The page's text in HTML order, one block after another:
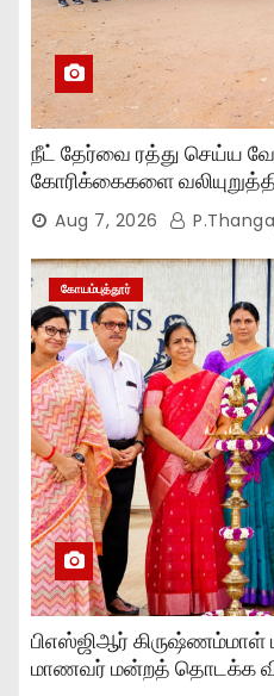
நீட் தேர்வை ரத்து செய்ய
கோரிக்கைகளை
Aug 7, 2026
கோயம்புத்தூர்
பிஎஸ்ஜிஆர் கிருஷ்ணம்மாள்
மாணவர் மன்றத் தொடக்க